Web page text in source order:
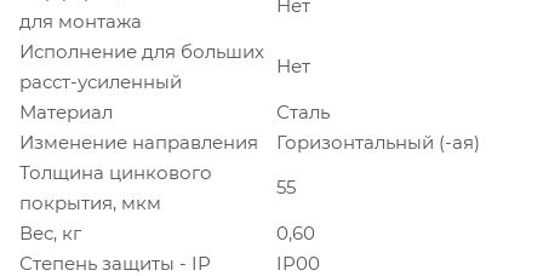
для монтажа
Нет
Исполнение для больших
расст-усиленный
Нет
Материал
Сталь
Изменение направления
Горизонтальный (-ая)
Толщина цинкового
покрытия, мкм
55
Вес, кг
0,60
Степень защиты - IP
IP00